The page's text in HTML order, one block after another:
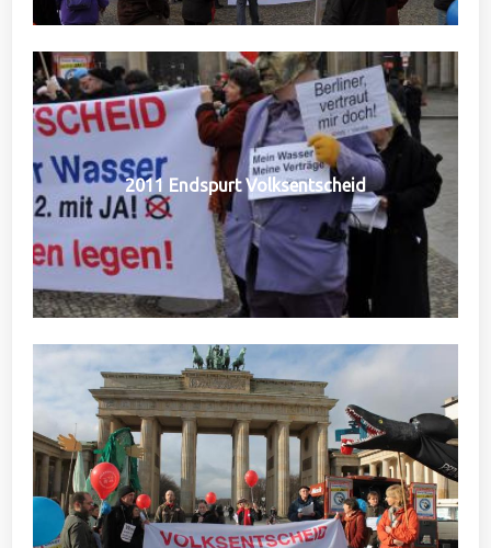
2011 Endspurt Volksentscheid